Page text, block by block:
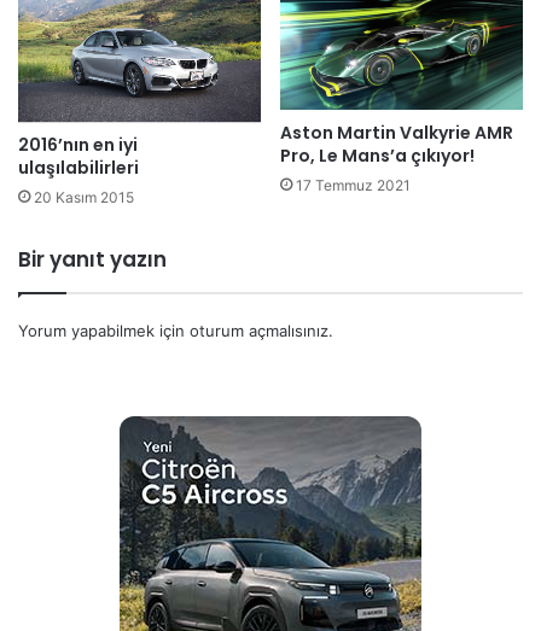
2016’nın en iyi
ulaşılabilirleri
20 Kasım 2015
Aston Martin Valkyrie AMR
Pro, Le Mans’a çıkıyor!
17 Temmuz 2021
Bir yanıt yazın
Yorum yapabilmek için oturum açmalısınız.